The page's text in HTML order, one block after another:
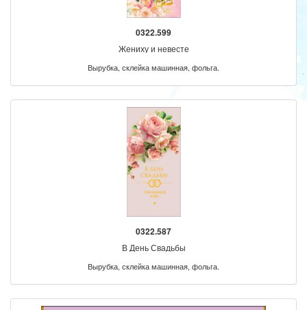
0322.599
Жениху и невесте
Вырубка, склейка машинная, фольга.
0322.587
В День Свадьбы
Вырубка, склейка машинная, фольга.